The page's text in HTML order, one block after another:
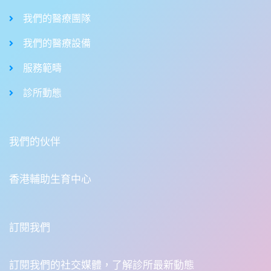
我們的醫療團隊
我們的醫療設備
服務範疇
診所動態
我們的伙伴
香港輔助生育中心
訂閱我們
訂閱我們的社交媒體，了解診所最新動態